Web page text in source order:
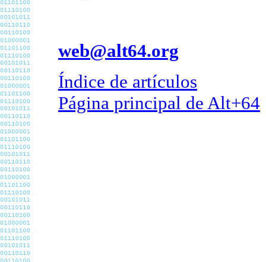
web@alt64.org
Índice de artículos
Página principal de Alt+64